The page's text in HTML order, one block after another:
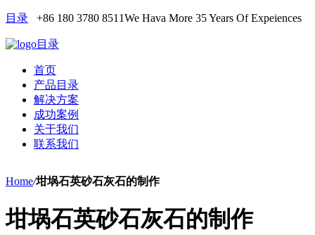
目录 +86 180 3780 8511We Hava More 35 Years Of Expeiences
目录
首页
产品目录
解决方案
成功案例
关于我们
联系我们
Home/坩埚石英砂石灰石的制作
坩埚石英砂石灰石的制作